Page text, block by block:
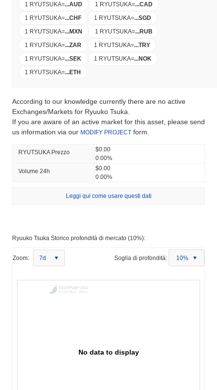
1 RYUTSUKA=...AUD 1 RYUTSUKA=...CAD
1 RYUTSUKA=...CHF 1 RYUTSUKA=...SGD
1 RYUTSUKA=...MXN 1 RYUTSUKA=...RUB
1 RYUTSUKA=...ZAR 1 RYUTSUKA=...TRY
1 RYUTSUKA=...SEK 1 RYUTSUKA=...NOK
1 RYUTSUKA=...ETH
According to our knowledge currently there are no active
Exchanges/Markets for Ryuuko Tsuka.
If you are aware of an active market for this asset, please send
us information via our MODIFY PROJECT form.
RYUTSUKA Prezzo
$0.00
0.00%
Volume 24h
$0.00
0.00%
Leggi qui come usare questi dati
Ryuuko Tsuka Storico profondità di mercato (10%):
Zoom: 7d Soglia di profondità: 10%
No data to display